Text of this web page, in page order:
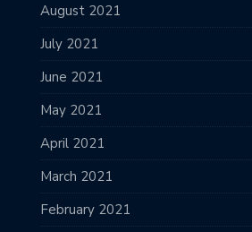
August 2021
July 2021
June 2021
May 2021
April 2021
March 2021
February 2021